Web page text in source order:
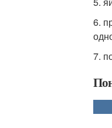
6.
7.